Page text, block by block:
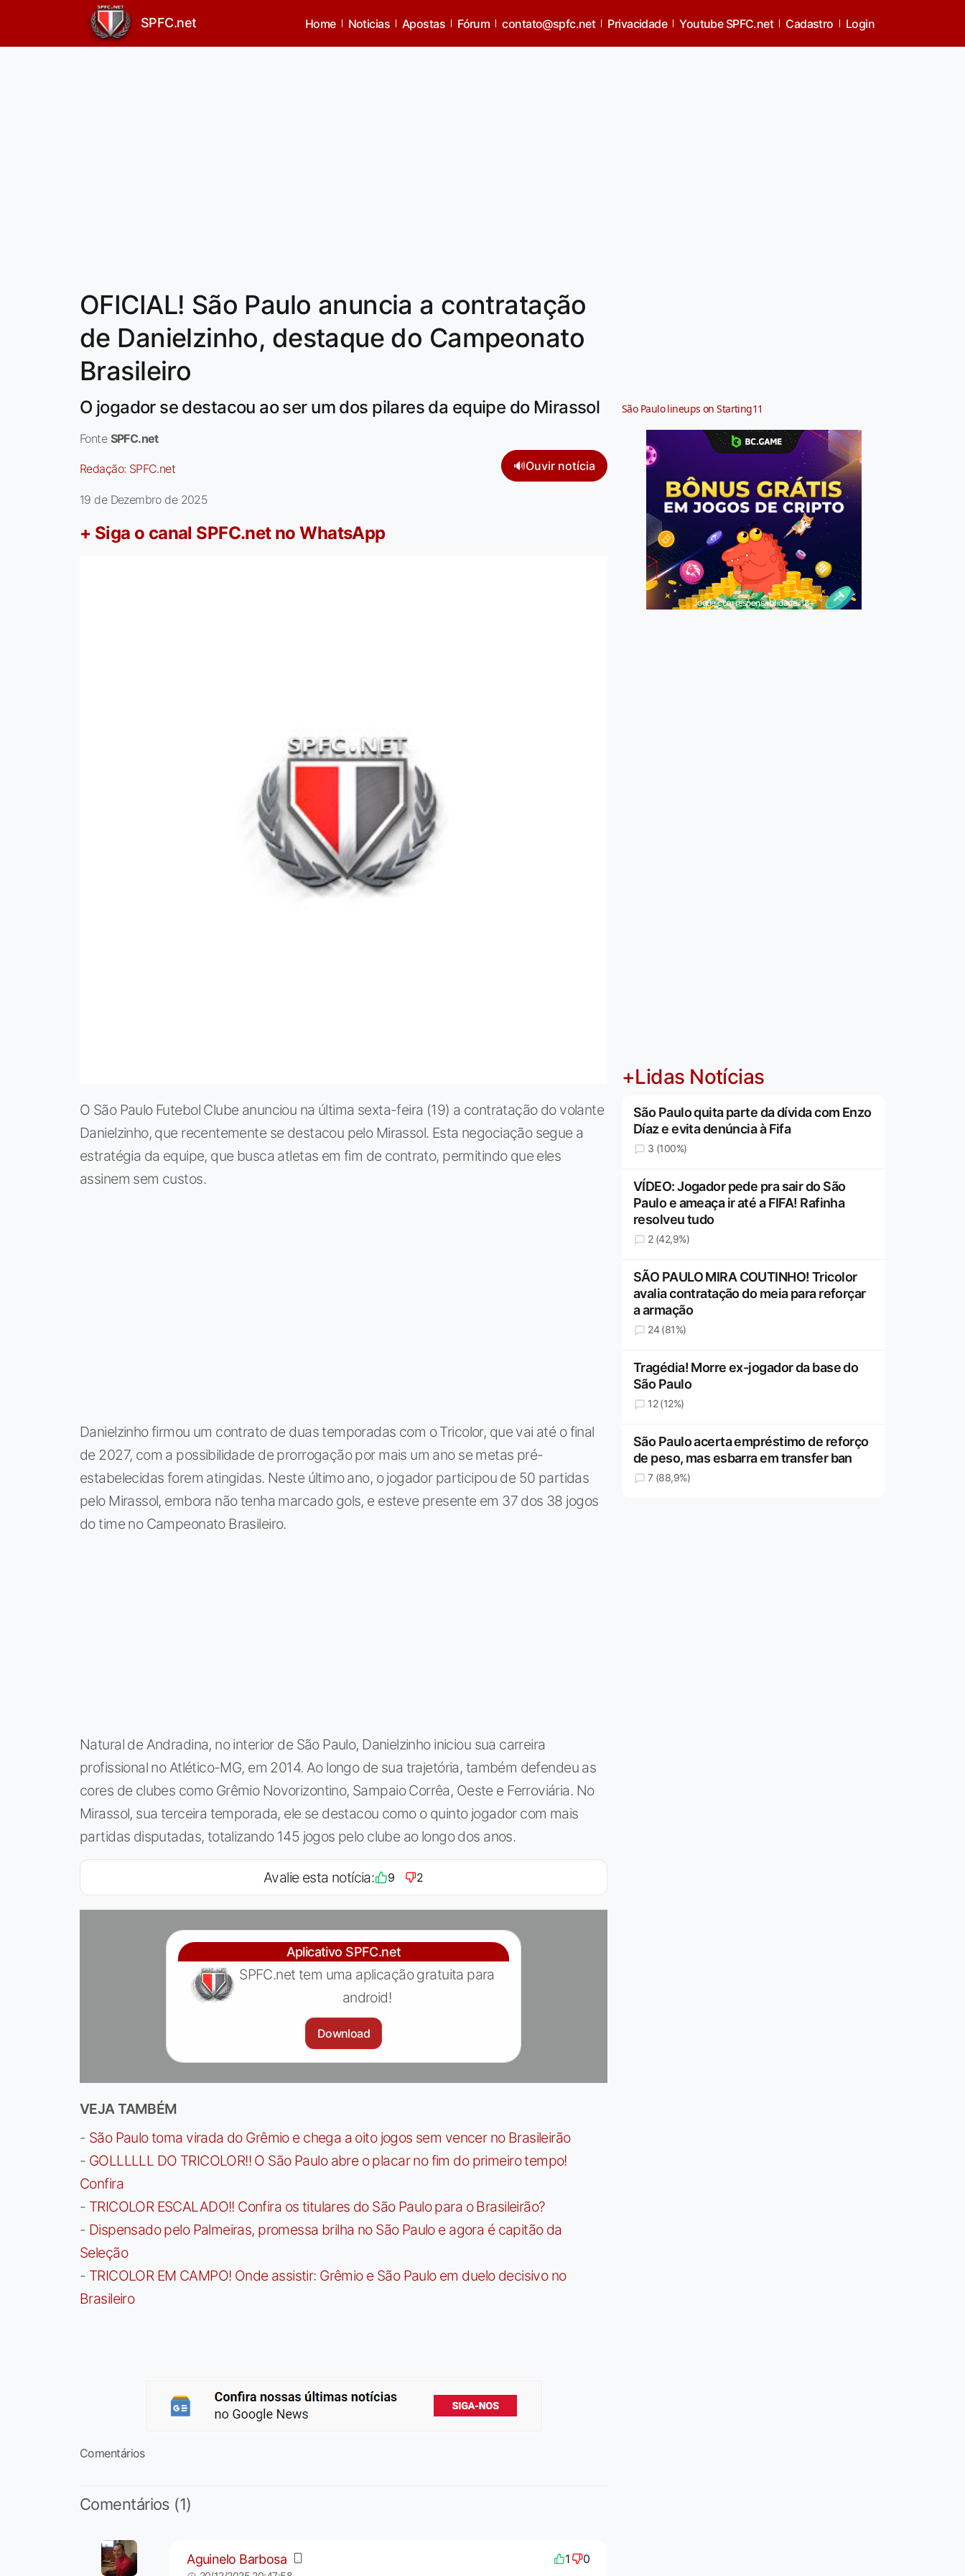
SPFC.net Home Noticias Apostas Fórum contato@spfc.net Privacidade Youtube SPFC.net Cadastro Login
OFICIAL! São Paulo anuncia a contratação
de Danielzinho, destaque do Campeonato
Brasileiro
O jogador se destacou ao ser um dos pilares da equipe do Mirassol
Fonte SPFC.net
Redação: SPFC.net 🔊Ouvir notícia
19 de Dezembro de 2025
+ Siga o canal SPFC.net no WhatsApp
O São Paulo Futebol Clube anunciou na última sexta-feira (19) a contratação do volante
Danielzinho, que recentemente se destacou pelo Mirassol. Esta negociação segue a
estratégia da equipe, que busca atletas em fim de contrato, permitindo que eles
assinem sem custos.
Danielzinho firmou um contrato de duas temporadas com o Tricolor, que vai até o final
de 2027, com a possibilidade de prorrogação por mais um ano se metas pré-
estabelecidas forem atingidas. Neste último ano, o jogador participou de 50 partidas
pelo Mirassol, embora não tenha marcado gols, e esteve presente em 37 dos 38 jogos
do time no Campeonato Brasileiro.
Natural de Andradina, no interior de São Paulo, Danielzinho iniciou sua carreira
profissional no Atlético-MG, em 2014. Ao longo de sua trajetória, também defendeu as
cores de clubes como Grêmio Novorizontino, Sampaio Corrêa, Oeste e Ferroviária. No
Mirassol, sua terceira temporada, ele se destacou como o quinto jogador com mais
partidas disputadas, totalizando 145 jogos pelo clube ao longo dos anos.
Avalie esta notícia: 9 2
Aplicativo SPFC.net
SPFC.net tem uma aplicação gratuita para
android!
Download
VEJA TAMBÉM
- São Paulo toma virada do Grêmio e chega a oito jogos sem vencer no Brasileirão
- GOLLLLLL DO TRICOLOR!! O São Paulo abre o placar no fim do primeiro tempo!
Confira
- TRICOLOR ESCALADO!! Confira os titulares do São Paulo para o Brasileirão?
- Dispensado pelo Palmeiras, promessa brilha no São Paulo e agora é capitão da
Seleção
- TRICOLOR EM CAMPO! Onde assistir: Grêmio e São Paulo em duelo decisivo no
Brasileiro
Comentários
Comentários (1)
Aguinelo Barbosa 1 0
São Paulo lineups on Starting11
Jogue com responsabilidade. 18+
+Lidas Notícias
São Paulo quita parte da dívida com Enzo
Díaz e evita denúncia à Fifa
3 (100%)
VÍDEO: Jogador pede pra sair do São
Paulo e ameaça ir até a FIFA! Rafinha
resolveu tudo
2 (42,9%)
SÃO PAULO MIRA COUTINHO! Tricolor
avalia contratação do meia para reforçar
a armação
24 (81%)
Tragédia! Morre ex-jogador da base do
São Paulo
12 (12%)
São Paulo acerta empréstimo de reforço
de peso, mas esbarra em transfer ban
7 (88,9%)